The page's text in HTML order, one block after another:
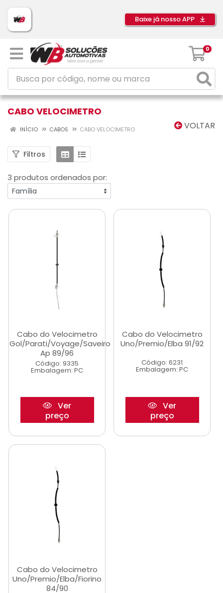
Baixe já nosso APP
0
CABO VELOCIMETRO
VOLTAR
INÍCIO CABOS CABO VELOCIMETRO
Filtros
3 produtos ordenados por:
Cabo do Velocimetro
Gol/Parati/Voyage/Saveiro
Ap 89/96
Código: 9335
Embalagem: PC
Ver
preço
Cabo do Velocimetro
Uno/Premio/Elba 91/92
Código: 6231
Embalagem: PC
Ver
preço
Cabo do Velocimetro
Uno/Premio/Elba/Fiorino
84/90